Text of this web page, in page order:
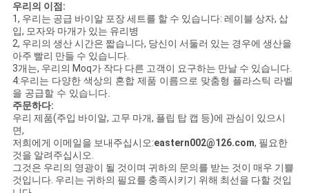
우리의 이점:
1, 우리는 공급 바이알 포장 세트를 할 수 있습니다: 레이블 상자, 삽
입, 모자와 마개가 있는 유리병
2, 우리의 생산 시간은 짧습니다, 당신이 서둘러 있는 경우에 생산을
아주 빨리 만들 수 있습니다.
3개는, 우리의 Moq가 작다 다른 고객이 요구하는 만날 수 있습니다.
4:우리는 다양한 색상의 혼합 제품 이름으로 맞춤형 플라스틱 라벨
을 공급할 수 있습니다.
주문하다:
우리 제품(주입 바이알, 고무 마개, 플립 탑 캡 등)에 관심이 있으시
면,
저희에게 이메일을 보내주십시오:eastern002@126.com, 필요한
것을 알려주십시오.
그것은 우리의 영광이 될 것이며 귀하의 문의를 받는 것이 매우 기쁠
것입니다. 우리는 귀하의 필요를 충족시키기 위해 최선을 다할 것입